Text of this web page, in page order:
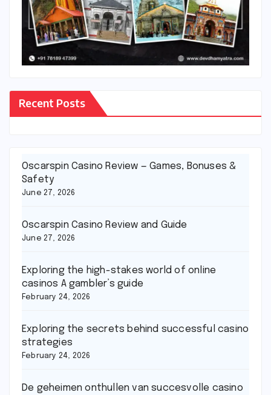
Recent Posts
Oscarspin Casino Review — Games, Bonuses &
Safety
June 27, 2026
Oscarspin Casino Review and Guide
June 27, 2026
Exploring the high-stakes world of online
casinos A gambler’s guide
February 24, 2026
Exploring the secrets behind successful casino
strategies
February 24, 2026
De geheimen onthullen van succesvolle casino